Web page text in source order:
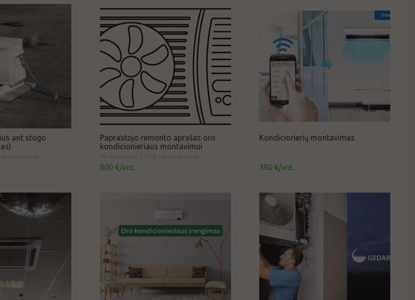
ant stogo
Paprastojo remonto aprašas oro
kondicionieriaus montavimui
800 €/vnt.
Kondiciorierių montavimas
390 €/vnt.